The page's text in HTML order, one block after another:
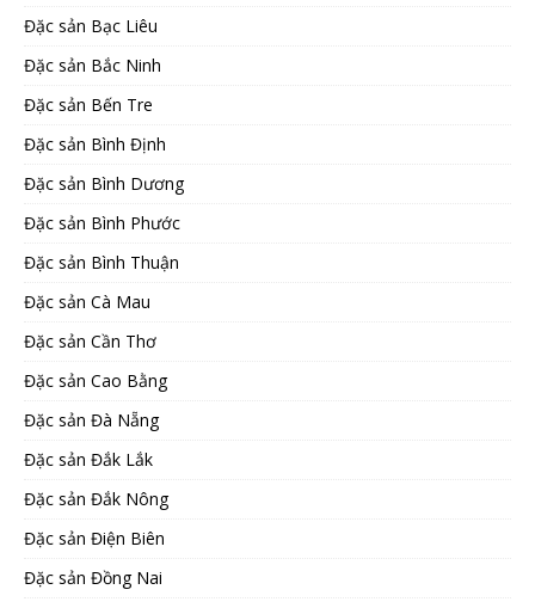
Đặc sản Bạc Liêu
Đặc sản Bắc Ninh
Đặc sản Bến Tre
Đặc sản Bình Định
Đặc sản Bình Dương
Đặc sản Bình Phước
Đặc sản Bình Thuận
Đặc sản Cà Mau
Đặc sản Cần Thơ
Đặc sản Cao Bằng
Đặc sản Đà Nẵng
Đặc sản Đắk Lắk
Đặc sản Đắk Nông
Đặc sản Điện Biên
Đặc sản Đồng Nai